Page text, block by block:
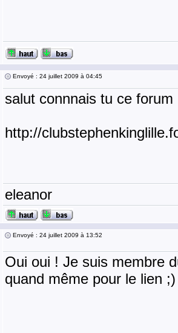
Envoyé : 24 juillet 2009 à 04:45
salut connnais tu ce forum
http://
eleanor
Envoyé : 24 juillet 2009 à 13:52
Oui oui ! Je suis membre
quand même pour le lien ;)